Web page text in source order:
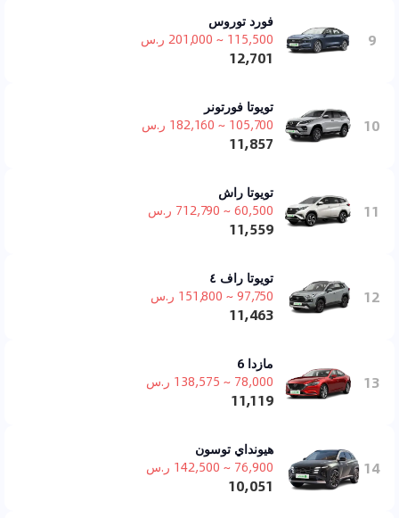
9
فورد توروس
115,500 ~ 201,000 ر.س
12,701
10
تويوتا فورتونر
105,700 ~ 182,160 ر.س
11,857
11
تويوتا راش
60,500 ~ 712,790 ر.س
11,559
12
تويوتا راف ٤
97,750 ~ 151,800 ر.س
11,463
13
مازدا 6
78,000 ~ 138,575 ر.س
11,119
14
هيونداي توسون
76,900 ~ 142,500 ر.س
10,051